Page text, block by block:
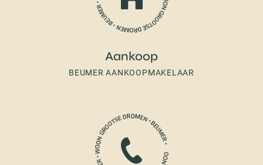
Aankoop
BEUMER AANKOOPMAKELAAR